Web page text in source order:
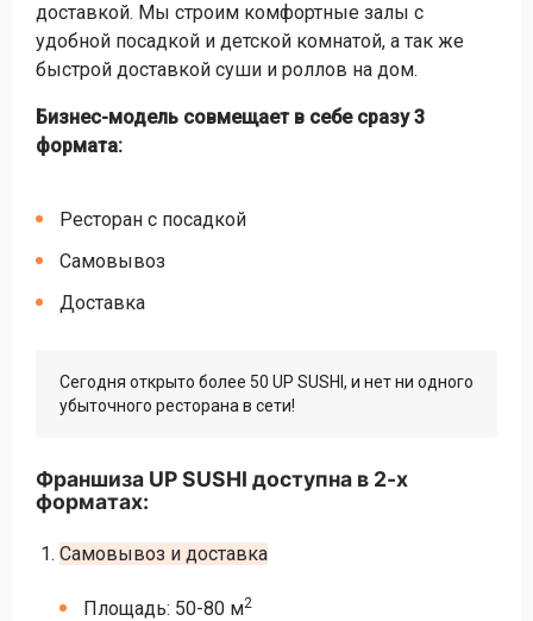
доставкой. Мы строим комфортные залы с
удобной посадкой и детской комнатой, а так же
быстрой доставкой суши и роллов на дом.
Бизнес-модель совмещает в себе сразу 3
формата:
Ресторан с посадкой
Самовывоз
Доставка
Сегодня открыто более 50 UP SUSHI, и нет ни одного
убыточного ресторана в сети!
Франшиза UP SUSHI доступна в 2-х
форматах:
Самовывоз и доставка
Площадь: 50-80 м2